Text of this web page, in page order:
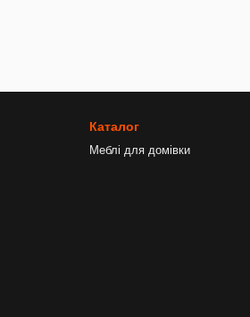
Каталог
Меблі для домівки